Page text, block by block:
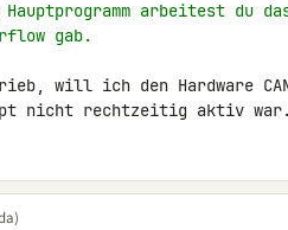
Hauptprogramm arbeitest du
gab.
will ich den Hardware
nicht rechtzeitig aktiv war.